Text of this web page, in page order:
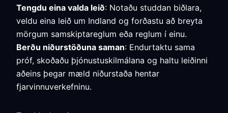
Tengdu eina valda leið: Notaðu studdan biðlara,
veldu eina leið um Indland og forðastu að breyta
mörgum samskiptareglum eða reglum í einu.
Berðu niðurstöðuna saman: Endurtaktu sama
próf, skoðaðu þjónustuskilmálana og haltu leiðinni
aðeins þegar mæld niðurstaða hentar
fjarvinnuverkefninu.